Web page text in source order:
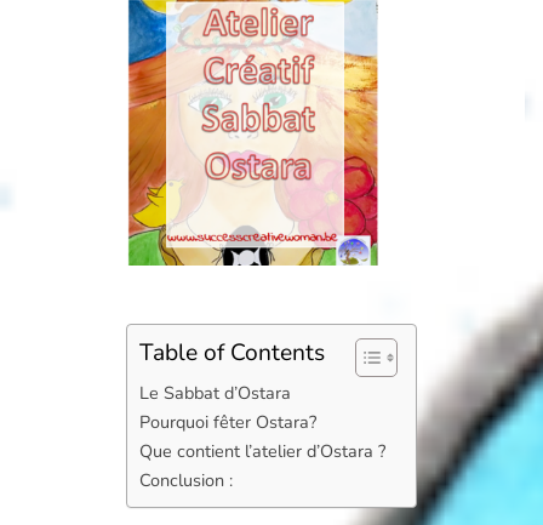
Table of Contents
Le Sabbat d’Ostara
Pourquoi fêter Ostara?
Que contient l’atelier d’Ostara ?
Conclusion :